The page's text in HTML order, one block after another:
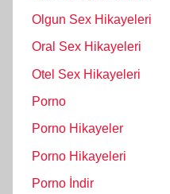
Olgun Sex Hikayeleri
Oral Sex Hikayeleri
Otel Sex Hikayeleri
Porno
Porno Hikayeler
Porno Hikayeleri
Porno İndir